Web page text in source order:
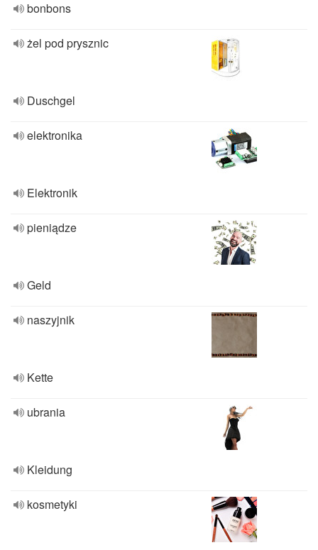
bonbons
żel pod prysznic
Duschgel
elektronika
Elektronik
pieniądze
Geld
naszyjnik
Kette
ubrania
Kleidung
kosmetyki